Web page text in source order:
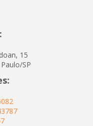
15
SP